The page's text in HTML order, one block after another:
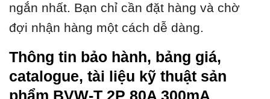
ngắn nhất. Bạn chỉ cần đặt hàng và chờ
đợi nhận hàng một cách dễ dàng.
Thông tin bảo hành, bảng giá,
catalogue, tài liệu kỹ thuật sản
phẩm BVW-T 2P 80A 300mA